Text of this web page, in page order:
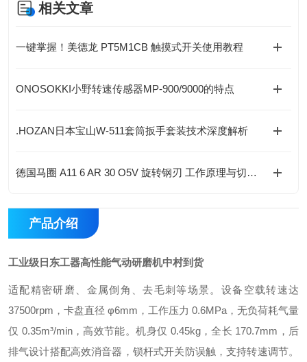
相关文章
一键掌握！美德龙 PT5M1CB 触摸式开关使用教程
ONOSOKKI小野转速传感器MP-900/9000的特点
.HOZAN日本宝山W-511套筒扳手套装技术深度解析
德国马圈 A11 6 AR 30 O5V 旋转钢刃 工作原理与切削机理
产品介绍
工业级日东工器高性能气动研磨机中村到货
适配精密研磨、金属倒角、去毛刺等场景。设备空载转速达
37500rpm，卡盘直径 φ6mm，工作压力 0.6MPa，无负荷耗气量
仅 0.35m³/min，高效节能。机身仅 0.45kg，全长 170.7mm，后
排气设计搭配高效消音器，锁杆式开关防误触，支持转速调节。